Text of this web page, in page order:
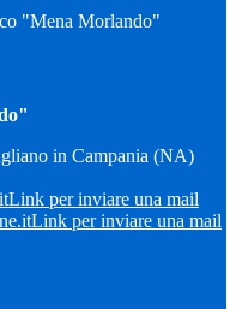
"Mena Morlando"
in Campania (NA)
Link per inviare una mail
Link per inviare una mail